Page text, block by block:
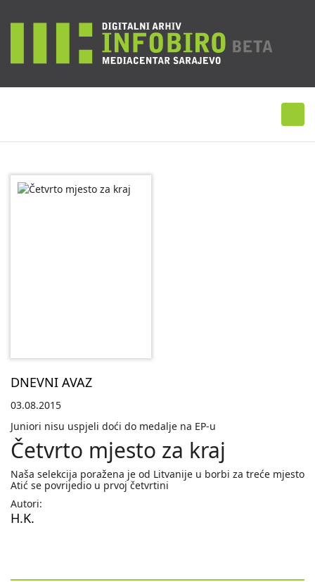
DNEVNI AVAZ
03.08.2015
Juniori nisu uspjeli doći do medalje na EP-u
Četvrto mjesto za kraj
Naša selekcija poražena je od Litvanije u borbi za treće mjesto
Atić se povrijedio u prvoj četvrtini
Autori:
H.K.